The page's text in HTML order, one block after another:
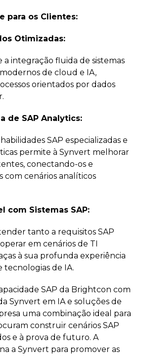
para os Clientes:
Otimizadas:
integração fluida de sistemas
de cloud e IA,
orientados por dados
de SAP Analytics:
SAP especializadas e
permite à Synvert melhorar
conectando-os e
com cenários analíticos
com Sistemas SAP:
tanto a requisitos SAP
em cenários de TI
à sua profunda experiência
tecnologias de IA.
SAP da Brightcon com
Synvert em IA e soluções de
uma combinação ideal para
construir cenários SAP
e à prova de futuro. A
a Synvert para promover as